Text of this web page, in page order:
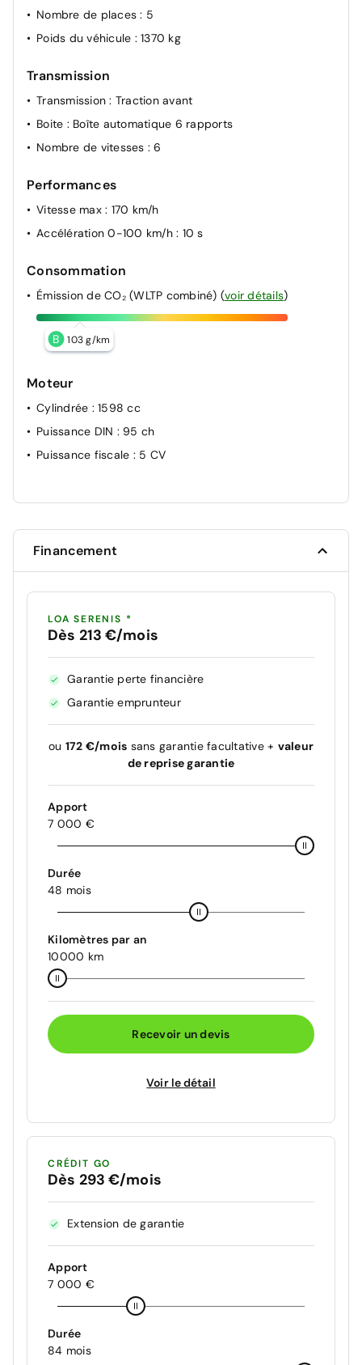
Nombre de places: 5
Poids du véhicule : 1370 kg
Transmission
Transmission: Traction avant
Boite : Boîte automatique 6 rapports
Nombre de vitesses : 6
Performances
Vitesse max : 170 km/h
Accélération 0-100 km/h : 10 s
Consommation
Émission de CO₂ (WLTP combiné) (voir détails)
B 103 g/km
Moteur
Cylindrée : 1598 cc
Puissance DIN : 95 ch
Puissance fiscale : 5 CV
Financement
LOA SERENIS *
Dès 213 €/mois
Garantie perte financière
Garantie emprunteur
ou 172 €/mois sans garantie facultative + valeur
de reprise garantie
Apport
7 000 €
Durée
48 mois
Kilomètres par an
10000 km
Recevoir un devis
Voir le détail
CRÉDIT GO
Dès 293 €/mois
Extension de garantie
Apport
7 000 €
Durée
84 mois